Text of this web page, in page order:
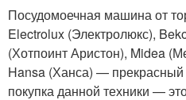
Посудомоечная машина от
Electrolux (Электролюкс),
(Хотпоинт Аристон), Midea
Hansa (Ханса) —
покупка данной техники —